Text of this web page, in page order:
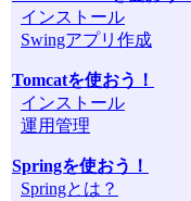
インストール
Swingアプリ作成
Tomcatを使おう！
インストール
運用管理
Springを使おう！
Springとは？